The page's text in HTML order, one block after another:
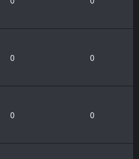
0 0
0 0